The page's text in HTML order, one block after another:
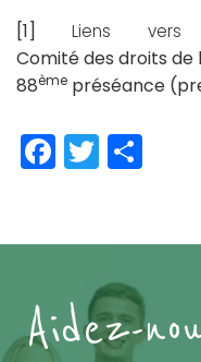
[1] Liens vers
Comité des droits de
88ème préséance
Facebook
Twitter
Aidez-